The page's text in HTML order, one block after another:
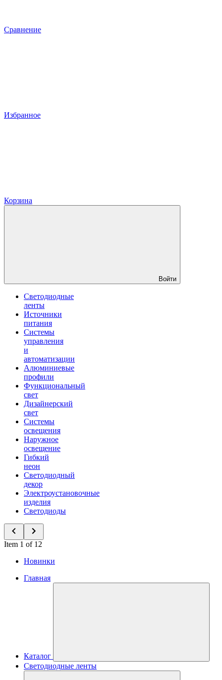
Сравнение
Избранное
Корзина
Войти
Светодиодные
ленты
Источники
питания
Системы
управления
и
автоматизации
Алюминиевые
профили
Функциональный
свет
Дизайнерский
свет
Системы
освещения
Наружное
освещение
Гибкий
неон
Светодиодный
декор
Электроустановочные
изделия
Светодиоды
Item 1 of 12
Новинки
Главная
Каталог
Светодиодные ленты